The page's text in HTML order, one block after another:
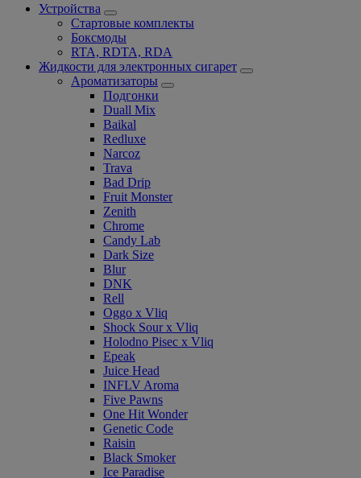
Устройства
Стартовые комплекты
Боксмоды
RTA, RDTA, RDA
Жидкости для электронных сигарет
Ароматизаторы
Подгонки
Duall Mix
Baikal
Redluxe
Narcoz
Trava
Bad Drip
Fruit Monster
Zenith
Chrome
Candy Lab
Dark Size
Blur
DNK
Rell
Oggo x Vliq
Shock Sour x Vliq
Holodno Pisec x Vliq
Epeak
Juice Head
INFLV Aroma
Five Pawns
One Hit Wonder
Genetic Code
Raisin
Black Smoker
Ice Paradise